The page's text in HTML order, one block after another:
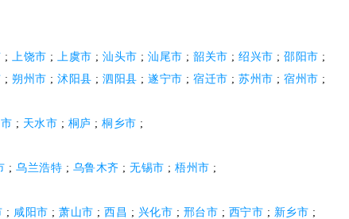
; 上饶市 ; 上虞市 ; 汕头市 ; 汕尾市 ; 韶关市 ; 绍兴市 ; 邵阳市 ;
; 朔州市 ; 沭阳县 ; 泗阳县 ; 遂宁市 ; 宿迁市 ; 苏州市 ; 宿州市 ;
; 天水市 ; 桐庐 ; 桐乡市 ;
; 乌兰浩特 ; 乌鲁木齐 ; 无锡市 ; 梧州市 ;
; 咸阳市 ; 萧山市 ; 西昌 ; 兴化市 ; 邢台市 ; 西宁市 ; 新乡市 ;